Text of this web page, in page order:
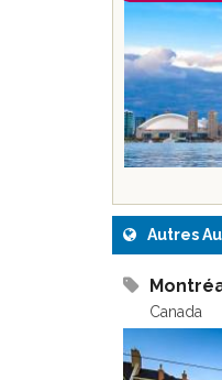
Autres
Canada